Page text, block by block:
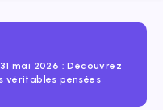
mai 2026 : Découvrez
véritables pensées